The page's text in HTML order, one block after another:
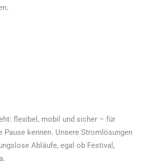
flexibel, mobil und sicher – für
Pause kennen. Unsere Stromlösungen
Abläufe, egal ob Festival,